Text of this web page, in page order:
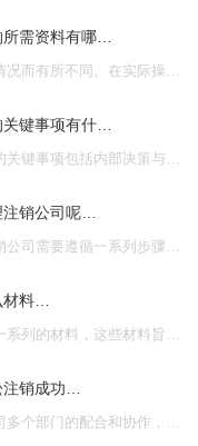
需资料有哪…
键事项有什…
销公司呢…
料…
销成功…